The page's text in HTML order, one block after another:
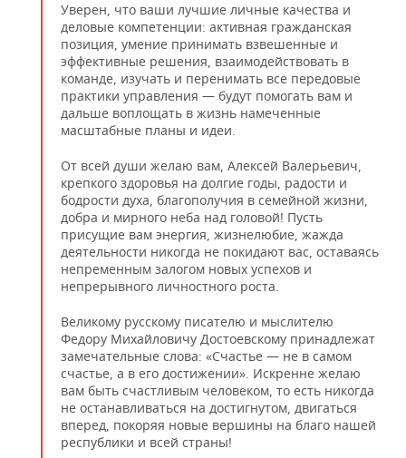
Уверен, что ваши лучшие личные качества и
деловые компетенции: активная гражданская
позиция, умение принимать взвешенные и
эффективные решения, взаимодействовать в
команде, изучать и перенимать все передовые
практики управления — будут помогать вам и
дальше воплощать в жизнь намеченные
масштабные планы и идеи.
От всей души желаю вам, Алексей Валерьевич,
крепкого здоровья на долгие годы, радости и
бодрости духа, благополучия в семейной жизни,
добра и мирного неба над головой! Пусть
присущие вам энергия, жизнелюбие, жажда
деятельности никогда не покидают вас, оставаясь
непременным залогом новых успехов и
непрерывного личностного роста.
Великому русскому писателю и мыслителю
Федору Михайловичу Достоевскому принадлежат
замечательные слова: «Счастье — не в самом
счастье, а в его достижении». Искренне желаю
вам быть счастливым человеком, то есть никогда
не останавливаться на достигнутом, двигаться
вперед, покоряя новые вершины на благо нашей
республики и всей страны!